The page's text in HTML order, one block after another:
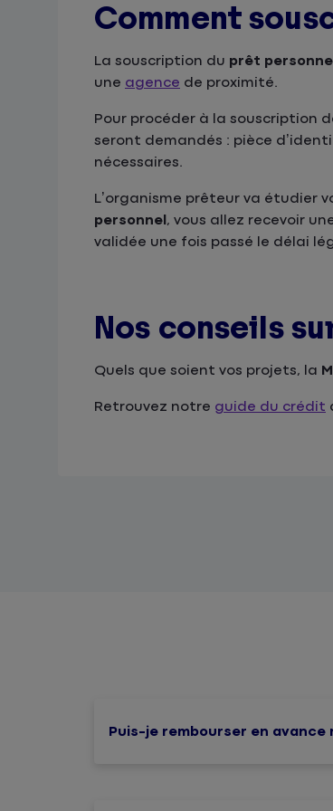
Comment
La souscription du prêt personnel
une agence de proximité.
Pour procéder à la souscription
seront demandés : pièce
nécessaires.
L’organisme prêteur va étudier
personnel , vous allez recevoir
validée une fois passé le délai
Nos conseils
Quels que soient vos projets, la
Retrouvez notre guide du crédit
Puis-je rembourser en avance